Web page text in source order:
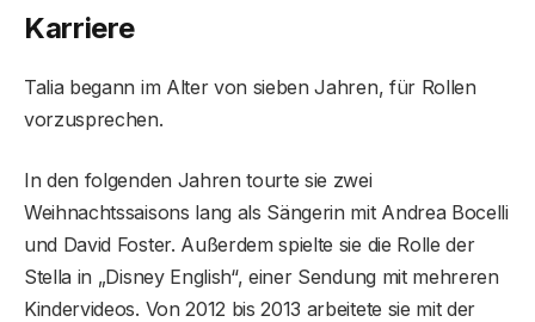
Karriere
Talia begann im Alter von sieben Jahren, für Rollen
vorzusprechen.
In den folgenden Jahren tourte sie zwei
Weihnachtssaisons lang als Sängerin mit Andrea Bocelli
und David Foster. Außerdem spielte sie die Rolle der
Stella in „Disney English“, einer Sendung mit mehreren
Kindervideos. Von 2012 bis 2013 arbeitete sie mit der